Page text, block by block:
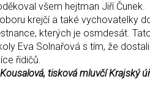
všem hejtman Jiří Čunek.
krejčí a také vychovatelky
kterých je osmdesát.
Eva Solnařová s tím, že
řidičů.
tisková mluvčí Krajský